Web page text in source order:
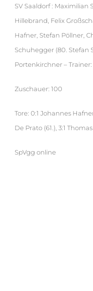
SV Saaldorf :
Hillebrand, Felix
Hafner, Stefan Pöllner,
Schuhegger (80. Stefan
Portenkirchner –
Zuschauer: 100
Tore: 0:1 Johannes
De Prato (61.), 3:1
SpVgg online